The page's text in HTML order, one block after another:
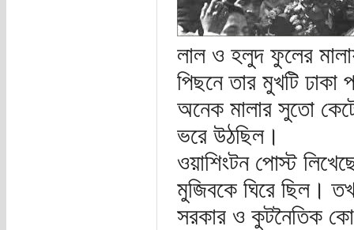
লাল ও হলুদ ফুলের
পিছনে তার মুখটি ঢাকা
অনেক মালার সুতো
ভরে উঠছিল।
ওয়াশিংটন পোস্ট
মুজিবকে ঘিরে ছিল।
সরকার ও কুটনৈতিক